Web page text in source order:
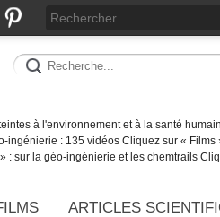
à l'environnement et à la santé
ingénierie : 135 vidéos Cliquez sur « Films
: sur la géo-ingénierie et les chemtrails
ARTICLES